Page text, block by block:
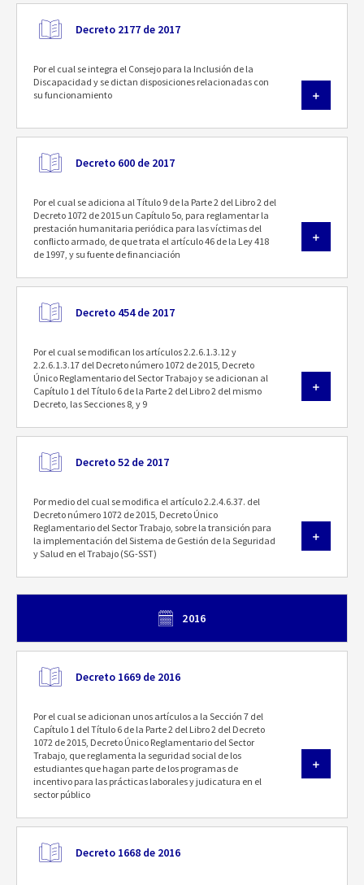
Decreto 2177 de 2017
Por el cual se integra el Consejo para la Inclusión de la
Discapacidad y se dictan disposiciones relacionadas con
su funcionamiento
Decreto 600 de 2017
Por el cual se adiciona al Título 9 de la Parte 2 del Libro 2 del
Decreto 1072 de 2015 un Capítulo 5o, para reglamentar la
prestación humanitaria periódica para las víctimas del
conflicto armado, de que trata el artículo 46 de la Ley 418
de 1997, y su fuente de financiación
Decreto 454 de 2017
Por el cual se modifican los artículos 2.2.6.1.3.12 y
2.2.6.1.3.17 del Decreto número 1072 de 2015, Decreto
Único Reglamentario del Sector Trabajo y se adicionan al
Capítulo 1 del Título 6 de la Parte 2 del Libro 2 del mismo
Decreto, las Secciones 8, y 9
Decreto 52 de 2017
Por medio del cual se modifica el artículo 2.2.4.6.37. del
Decreto número 1072 de 2015, Decreto Único
Reglamentario del Sector Trabajo, sobre la transición para
la implementación del Sistema de Gestión de la Seguridad
y Salud en el Trabajo (SG-SST)
2016
Decreto 1669 de 2016
Por el cual se adicionan unos artículos a la Sección 7 del
Capítulo 1 del Título 6 de la Parte 2 del Libro 2 del Decreto
1072 de 2015, Decreto Único Reglamentario del Sector
Trabajo, que reglamenta la seguridad social de los
estudiantes que hagan parte de los programas de
incentivo para las prácticas laborales y judicatura en el
sector público
Decreto 1668 de 2016